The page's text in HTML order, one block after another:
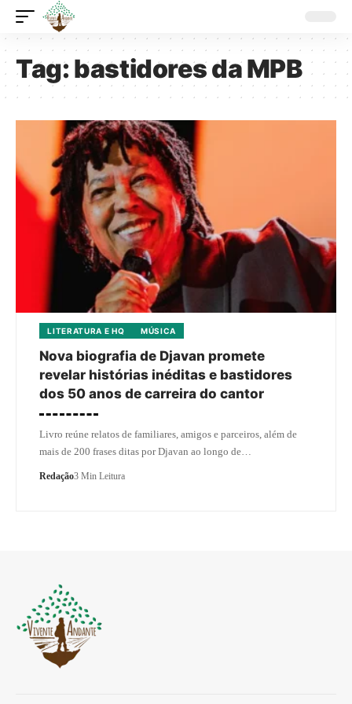
Tag:bastidores da MPB
LITERATURA E HQ MÚSICA
Nova biografia de Djavan promete
revelar histórias inéditas e bastidores
dos 50 anos de carreira do cantor
Livro reúne relatos de familiares, amigos e parceiros, além de
mais de 200 frases ditas por Djavan ao longo de…
Redação3 Min Leitura